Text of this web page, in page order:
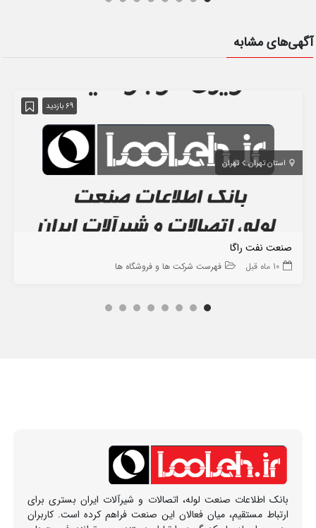
آگهی‌های مشابه
69 بازدید
استان تهران تهران
صنعت نفت راگا
10 ماه قبل فهرست شرکت ها و فروشگاه ها
بانک اطلاعات صنعت لوله، اتصالات و شیرآلات ایران بستری برای
ارتباط مستقیم، میان فعالان این صنعت فراهم کرده است. کاربران